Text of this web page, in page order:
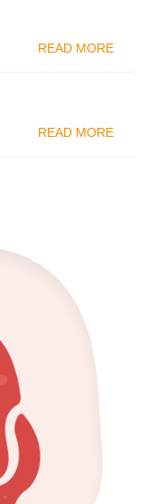
READ MORE
READ MORE